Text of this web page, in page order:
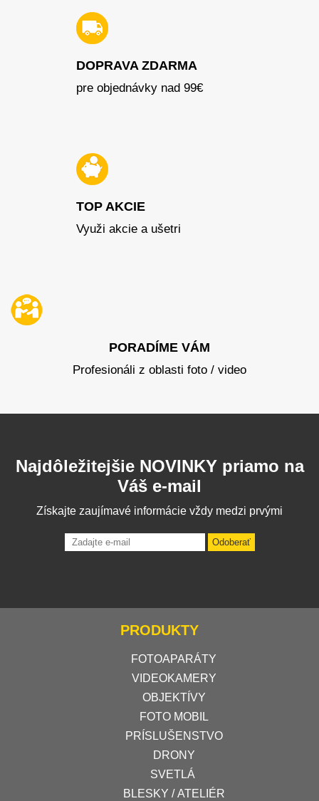
DOPRAVA ZDARMA
pre objednávky nad 99€
TOP AKCIE
Využi akcie a ušetri
PORADÍME VÁM
Profesionáli z oblasti foto / video
Najdôležitejšie NOVINKY priamo na
Váš e-mail
Získajte zaujímavé informácie vždy medzi prvými
Odoberať
PRODUKTY
FOTOAPARÁTY
VIDEOKAMERY
OBJEKTÍVY
FOTO MOBIL
PRÍSLUŠENSTVO
DRONY
SVETLÁ
BLESKY / ATELIÉR